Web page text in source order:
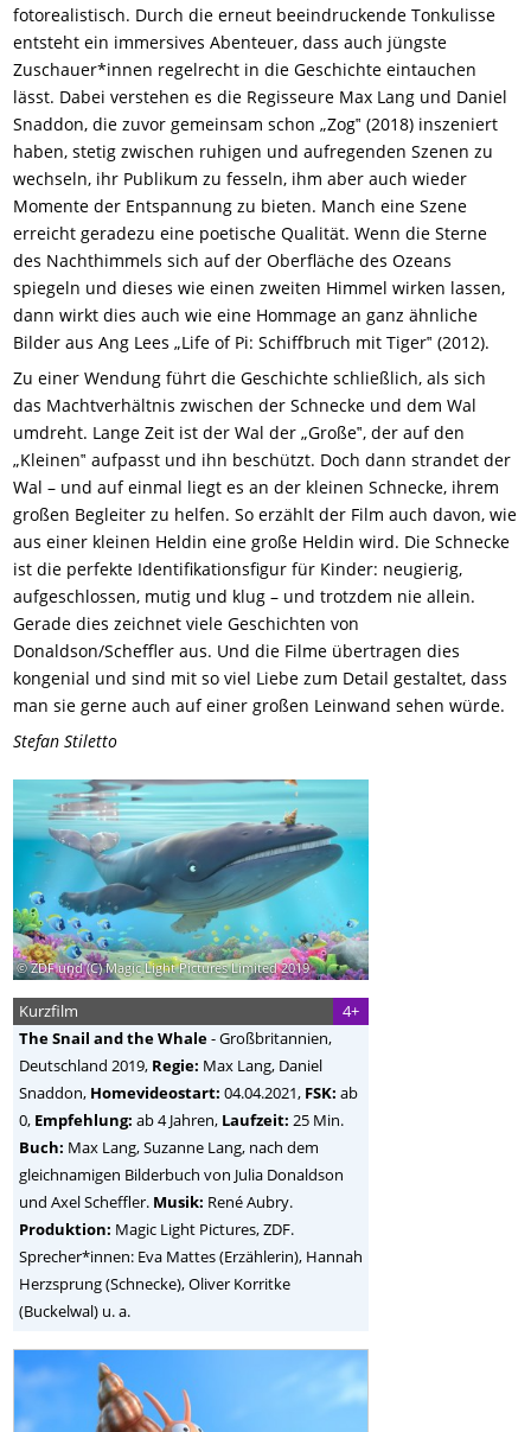
fotorealistisch. Durch die erneut beeindruckende Tonkulisse
entsteht ein immersives Abenteuer, dass auch jüngste
Zuschauer*innen regelrecht in die Geschichte eintauchen
lässt. Dabei verstehen es die Regisseure Max Lang und Daniel
Snaddon, die zuvor gemeinsam schon „Zog‟ (2018) inszeniert
haben, stetig zwischen ruhigen und aufregenden Szenen zu
wechseln, ihr Publikum zu fesseln, ihm aber auch wieder
Momente der Entspannung zu bieten. Manch eine Szene
erreicht geradezu eine poetische Qualität. Wenn die Sterne
des Nachthimmels sich auf der Oberfläche des Ozeans
spiegeln und dieses wie einen zweiten Himmel wirken lassen,
dann wirkt dies auch wie eine Hommage an ganz ähnliche
Bilder aus Ang Lees „Life of Pi: Schiffbruch mit Tiger‟ (2012).
Zu einer Wendung führt die Geschichte schließlich, als sich
das Machtverhältnis zwischen der Schnecke und dem Wal
umdreht. Lange Zeit ist der Wal der „Große‟, der auf den
„Kleinen‟ aufpasst und ihn beschützt. Doch dann strandet der
Wal – und auf einmal liegt es an der kleinen Schnecke, ihrem
großen Begleiter zu helfen. So erzählt der Film auch davon, wie
aus einer kleinen Heldin eine große Heldin wird. Die Schnecke
ist die perfekte Identifikationsfigur für Kinder: neugierig,
aufgeschlossen, mutig und klug – und trotzdem nie allein.
Gerade dies zeichnet viele Geschichten von
Donaldson/Scheffler aus. Und die Filme übertragen dies
kongenial und sind mit so viel Liebe zum Detail gestaltet, dass
man sie gerne auch auf einer großen Leinwand sehen würde.
Stefan Stiletto
© ZDF und (C) Magic Light Pictures Limited 2019
4+
Kurzfilm
The Snail and the Whale-Großbritannien,
Deutschland 2019, Regie: Max Lang, Daniel
Snaddon, Homevideostart: 04.04.2021, FSK: ab
0, Empfehlung: ab 4 Jahren, Laufzeit: 25 Min.
Buch: Max Lang, Suzanne Lang, nach dem
gleichnamigen Bilderbuch von Julia Donaldson
und Axel Scheffler. Musik: René Aubry.
Produktion: Magic Light Pictures, ZDF.
Sprecher*innen: Eva Mattes (Erzählerin), Hannah
Herzsprung (Schnecke), Oliver Korritke
(Buckelwal) u. a.